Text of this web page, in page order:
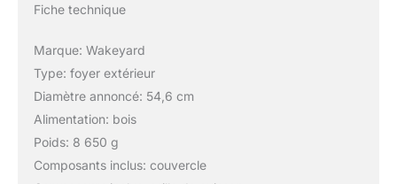
Fiche technique
Marque: Wakeyard
Type: foyer extérieur
Diamètre annoncé: 54,6 cm
Alimentation: bois
Poids: 8 650 g
Composants inclus: couvercle